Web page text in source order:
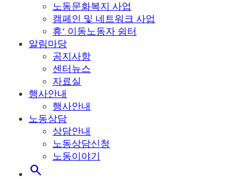
노동문화복지 사업
캠페인 및 네트워크 사업
휴‘ 이동노동자 쉼터
알림마당
공지사항
센터뉴스
자료실
행사안내
행사안내
노동상담
상담안내
노동상담신청
노동이야기
search